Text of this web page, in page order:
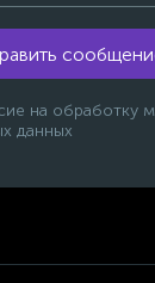
на обработку
данных